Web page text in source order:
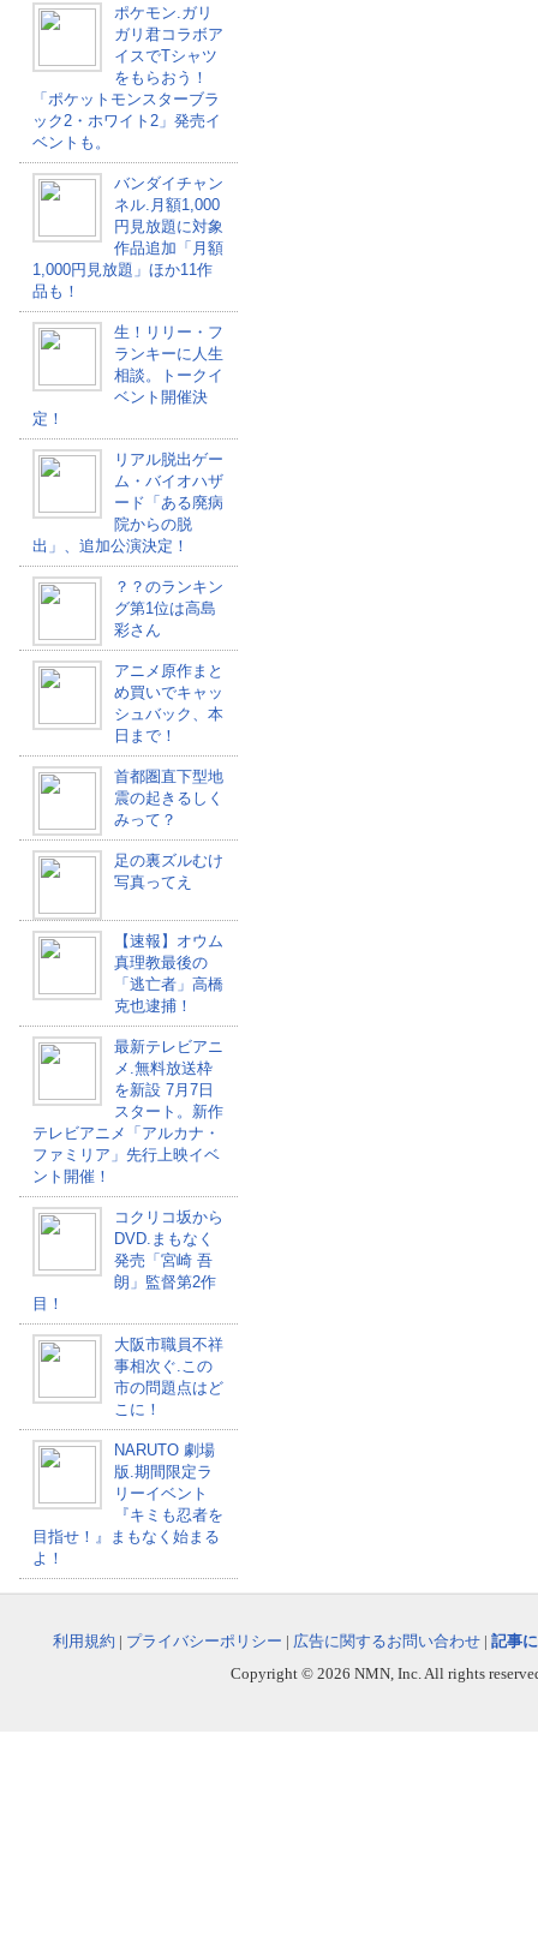
ポケモン.ガリ
ガリ君コラボア
イスでTシャツ
をもらおう！
「ポケットモンスターブラ
ック2・ホワイト2」発売イ
ベントも。
バンダイチャン
ネル.月額1,000
円見放題に対象
作品追加「月額
1,000円見放題」ほか11作
品も！
生！リリー・フ
ランキーに人生
相談。トークイ
ベント開催決
定！
リアル脱出ゲー
ム・バイオハザ
ード「ある廃病
院からの脱
出」、追加公演決定！
？？のランキン
グ第1位は高島
彩さん
アニメ原作まと
め買いでキャッ
シュバック、本
日まで！
首都圏直下型地
震の起きるしく
みって？
足の裏ズルむけ
写真ってえ
【速報】オウム
真理教最後の
「逃亡者」高橋
克也逮捕！
最新テレビアニ
メ.無料放送枠
を新設 7月7日
スタート。新作
テレビアニメ「アルカナ・
ファミリア」先行上映イベ
ント開催！
コクリコ坂から
DVD.まもなく
発売「宮崎 吾
朗」監督第2作
目！
大阪市職員不祥
事相次ぐ.この
市の問題点はど
こに！
NARUTO 劇場
版.期間限定ラ
リーイベント
『キミも忍者を
目指せ！』まもなく始まる
よ！
利用規約 | プライバシーポリシー | 広告に関するお問い合わせ | 記事
Copyright © 2026 NMN, Inc. All rights